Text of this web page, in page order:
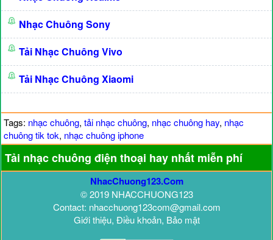
Nhạc Chuông Sony
Tải Nhạc Chuông Vivo
Tải Nhạc Chuông Xiaomi
Tags: nhạc chuông, tải nhạc chuông, nhạc chuông hay, nhạc
chuông tik tok, nhạc chuông iphone
Tải nhạc chuông điện thoại hay nhất miễn phí
NhacChuong123.Com
© 2019 NHACCHUONG123
Contact: nhacchuong123com@gmail.com
Giới thiệu, Điều khoản, Bảo mật